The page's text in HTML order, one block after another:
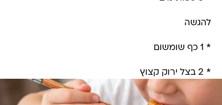
להגשה
* 1 כף שומשום
* 2 בצל ירוק קצוץ